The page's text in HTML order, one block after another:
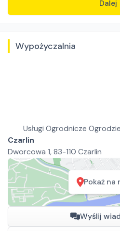
Dalej
Wypożyczalnia
Usługi Ogrodnicze
Czarlin
Dworcowa 1, 83-110 Czarlin
Pokaż na
Wyślij